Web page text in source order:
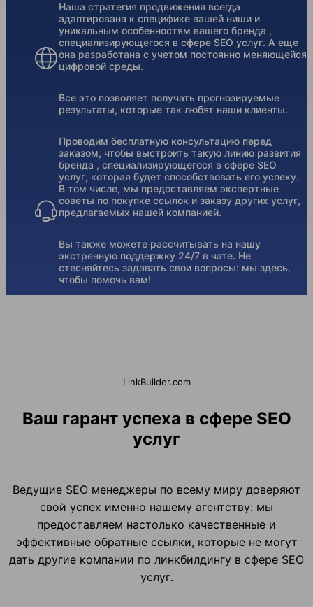
Наша стратегия продвижения всегда
адаптирована к специфике вашей ниши и
уникальным особенностям вашего бренда ,
специализирующегося в сфере SEO услуг. А еще
она разработана с учетом постоянно меняющейся
цифровой среды.
Все это позволяет получать прогнозируемые
результаты, которые так любят наши клиенты.
Проводим бесплатную консультацию перед
заказом, чтобы выстроить такую линию развития
бренда , специализирующегося в сфере SEO
услуг, которая будет способствовать его успеху.
В том числе, мы предоставляем экспертные
советы по покупке ссылок и заказу других услуг,
предлагаемых нашей компанией.
Вы также можете рассчитывать на нашу
экстренную поддержку 24/7 в чате. Не
стесняйтесь задавать свои вопросы: мы здесь,
чтобы помочь вам!
LinkBuilder.com
Ваш гарант успеха в сфере SEO
услуг
Ведущие SEO менеджеры по всему миру доверяют
свой успех именно нашему агентству: мы
предоставляем настолько качественные и
эффективные обратные ссылки, которые не могут
дать другие компании по линкбилдингу в сфере SEO
услуг.